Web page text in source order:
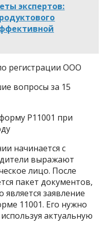
экспертов:
регистрации ООО
вопросы за 15
P11001 при
начинается с
выражают
лицо. После
пакет документов,
заявление
11001. Его нужно
актуальную